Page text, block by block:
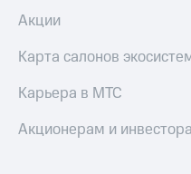
Акции
Карта салонов
Карьера в МТС
Акционерам и